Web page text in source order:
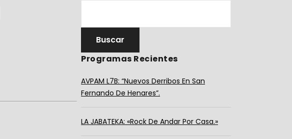
Programas Recientes
AVPAM L7B: “Nuevos Derribos En San
Fernando De Henares”.
LA JABATEKA: «Rock De Andar Por Casa.»